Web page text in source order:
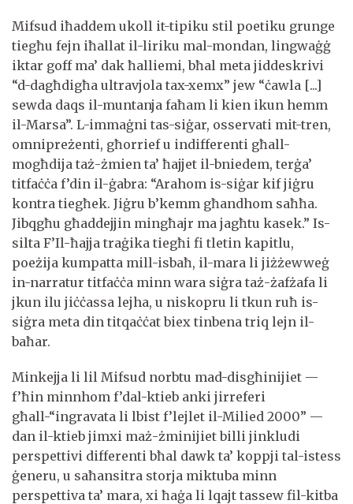
Mifsud iħaddem ukoll it-tipiku stil poetiku grunge
tiegħu fejn iħallat il-liriku mal-mondan, lingwaġġ
iktar goff ma’ dak ħalliemi, bħal meta jiddeskrivi
“d-dagħdigħa ultravjola tax-xemx” jew “ċawla [...]
sewda daqs il-muntanja faħam li kien ikun hemm
il-Marsa”. L-immaġni tas-siġar, osservati mit-tren,
omnipreżenti, għorrief u indifferenti għall-
mogħdija taż-żmien ta’ ħajjet il-bniedem, terġa’
titfaċċa f’din il-ġabra: “Arahom is-siġar kif jiġru
kontra tiegħek. Jiġru b’kemm għandhom saħħa.
Jibqgħu għaddejjin mingħajr ma jagħtu kasek.” Is-
silta F’Il-ħajja traġika tiegħi fi tletin kapitlu,
poeżija kumpatta mill-isbaħ, il-mara li jiżżewweġ
in-narratur titfaċċa minn wara siġra taż-żafżafa li
jkun ilu jiċċassa lejha, u niskopru li tkun ruħ is-
siġra meta din titqaċċat biex tinbena triq lejn il-
baħar.
Minkejja li lil Mifsud norbtu mad-disgħinijiet —
f’ħin minnhom f’dal-ktieb anki jirreferi
għall-“ingravata li lbist f’lejlet il-Milied 2000” —
dan il-ktieb jimxi maż-żminijiet billi jinkludi
perspettivi differenti bħal dawk ta’ koppji tal-istess
ġeneru, u saħansitra storja miktuba minn
perspettiva ta’ mara, xi ħaġa li lqajt tassew fil-kitba